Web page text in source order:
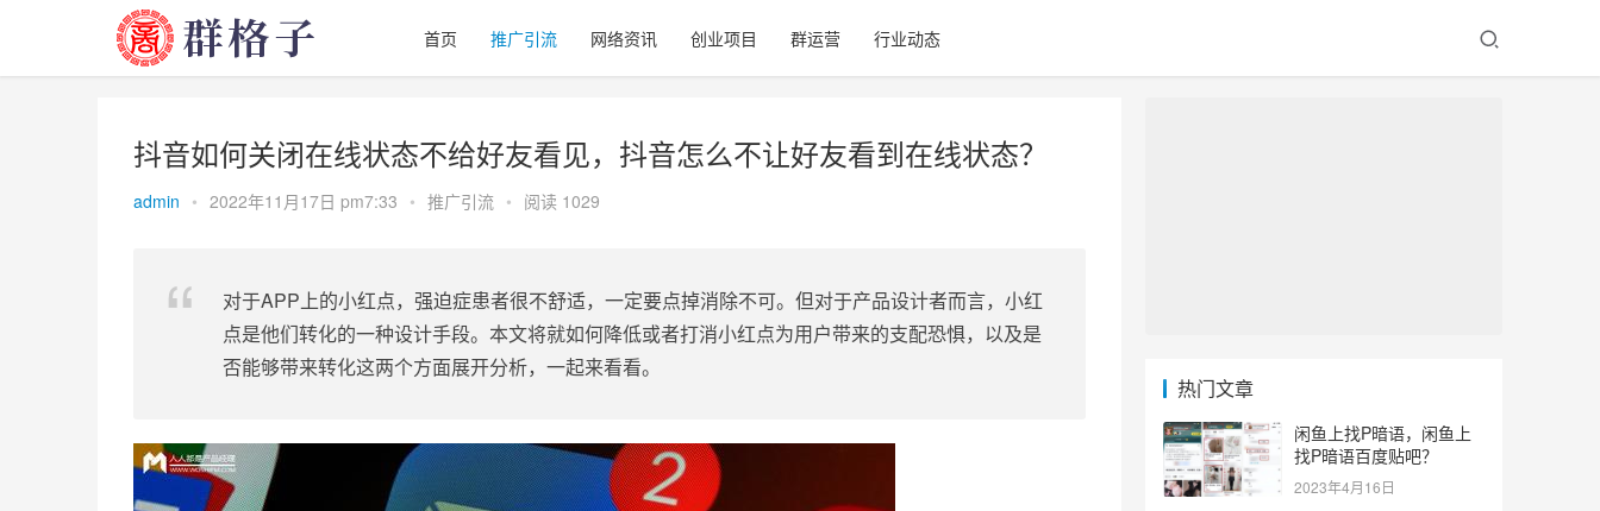
首页 推广引流 网络资讯 创业项目 群运营 行业动态
抖音如何关闭在线状态不给好友看见，抖音怎么不让好友看到在线状态？
admin • 2022年11月17日 pm7:33 • 推广引流 • 阅读 1029
对于APP上的小红点， 强迫症患者很不舒适，一定要点掉消除不可。但对于产品设计者而言，小红
点是他们转化的一种设计手段。本文将就如何降低或者打消小红点为用户带来的支配恐惧，以及是
否能够带来转化这两个方面展开分析，一起来看看。
热门文章
闲鱼上找P暗语，闲鱼上
找P暗语百度贴吧？
2023年4月16日